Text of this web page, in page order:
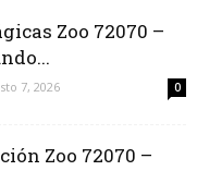
Zoo 72070 –
7, 2026 0
Zoo 72070 –